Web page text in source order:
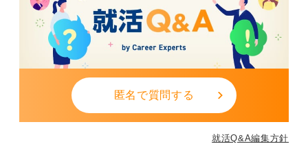
匿名で質問する
就活Q&A編集方針